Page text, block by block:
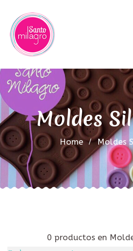
Moldes
Home Moldes
0 productos en